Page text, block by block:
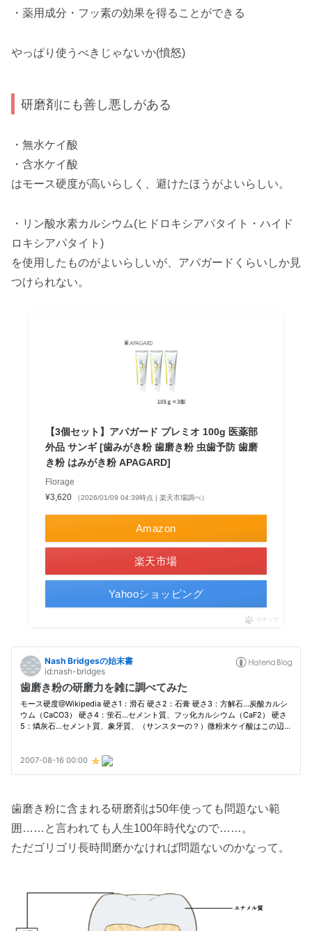
・薬用成分・フッ素の効果を得ることができる
やっぱり使うべきじゃないか(憤怒)
研磨剤にも善し悪しがある
・無水ケイ酸
・含水ケイ酸
はモース硬度が高いらしく、避けたほうがよいらしい。
・リン酸水素カルシウム(ヒドロキシアパタイト・ハイド
ロキシアパタイト)
を使用したものがよいらしいが、アパガードくらいしか見
つけられない。
【3個セット】アパガード プレミオ 100g 医薬部
外品 サンギ [歯みがき粉 歯磨き粉 虫歯予防 歯磨
き粉 はみがき粉 APAGARD]
Florage
¥3,620
（2026/01/09 04:39時点 | 楽天市場調べ）
Amazon
楽天市場
Yahooショッピング
ポチップ
歯磨き粉に含まれる研磨剤は50年使っても問題ない範
囲……と言われても人生100年時代なので……。
ただゴリゴリ長時間磨かなければ問題ないのかなって。